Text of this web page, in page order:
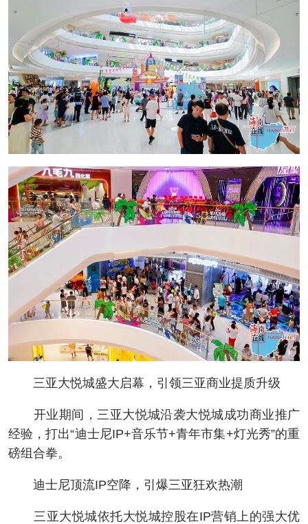
三亚大悦城盛大启幕，引领三亚商业提质升级
开业期间，三亚大悦城沿袭大悦城成功商业推广
经验，打出“迪士尼IP+音乐节+青年市集+灯光秀”的重
磅组合拳。
迪士尼顶流IP空降，引爆三亚狂欢热潮
三亚大悦城依托大悦城控股在IP营销上的强大优